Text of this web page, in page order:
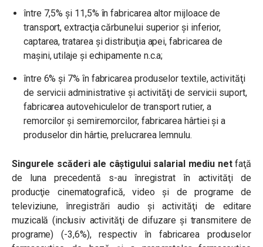
între 7,5% și 11,5% ȋn fabricarea altor mijloace de
transport, extracţia cărbunelui superior şi inferior,
captarea, tratarea şi distribuţia apei, fabricarea de
maşini, utilaje şi echipamente n.c.a;
între 6% și 7% ȋn fabricarea produselor textile, activităţi
de servicii administrative şi activităţi de servicii suport,
fabricarea autovehiculelor de transport rutier, a
remorcilor şi semiremorcilor, fabricarea hârtiei şi a
produselor din hârtie, prelucrarea lemnulu.
Singurele scăderi ale câştigului salarial mediu netfaţă
de luna precedentă s-au înregistrat în activităţi de
producţie cinematografică, video şi de programe de
televiziune, înregistrări audio şi activităţi de editare
muzicală (inclusiv activităţi de difuzare şi transmitere de
programe) (-3,6%), respectiv în fabricarea produselor